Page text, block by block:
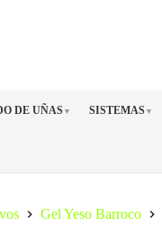
DE UÑAS ▼ SISTEMAS ▼
Gel Yeso Barroco